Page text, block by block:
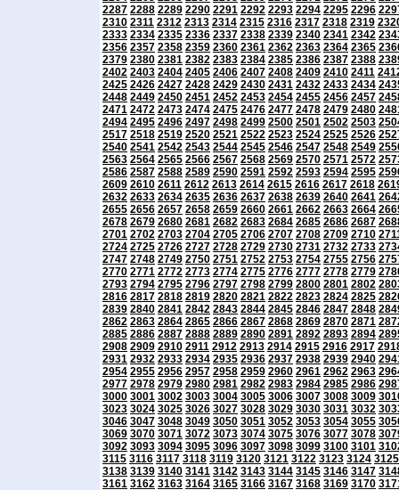
2287 2288 2289 2290 2291 2292 2293 2294 2295 2296
2310 2311 2312 2313 2314 2315 2316 2317 2318 2319
2333 2334 2335 2336 2337 2338 2339 2340 2341 2342
2356 2357 2358 2359 2360 2361 2362 2363 2364 2365
2379 2380 2381 2382 2383 2384 2385 2386 2387 2388
2402 2403 2404 2405 2406 2407 2408 2409 2410 2411
2425 2426 2427 2428 2429 2430 2431 2432 2433 2434
2448 2449 2450 2451 2452 2453 2454 2455 2456 2457
2471 2472 2473 2474 2475 2476 2477 2478 2479 2480
2494 2495 2496 2497 2498 2499 2500 2501 2502 2503
2517 2518 2519 2520 2521 2522 2523 2524 2525 2526
2540 2541 2542 2543 2544 2545 2546 2547 2548 2549
2563 2564 2565 2566 2567 2568 2569 2570 2571 2572
2586 2587 2588 2589 2590 2591 2592 2593 2594 2595
2609 2610 2611 2612 2613 2614 2615 2616 2617 2618
2632 2633 2634 2635 2636 2637 2638 2639 2640 2641
2655 2656 2657 2658 2659 2660 2661 2662 2663 2664
2678 2679 2680 2681 2682 2683 2684 2685 2686 2687
2701 2702 2703 2704 2705 2706 2707 2708 2709 2710
2724 2725 2726 2727 2728 2729 2730 2731 2732 2733
2747 2748 2749 2750 2751 2752 2753 2754 2755 2756
2770 2771 2772 2773 2774 2775 2776 2777 2778 2779
2793 2794 2795 2796 2797 2798 2799 2800 2801 2802
2816 2817 2818 2819 2820 2821 2822 2823 2824 2825
2839 2840 2841 2842 2843 2844 2845 2846 2847 2848
2862 2863 2864 2865 2866 2867 2868 2869 2870 2871
2885 2886 2887 2888 2889 2890 2891 2892 2893 2894
2908 2909 2910 2911 2912 2913 2914 2915 2916 2917
2931 2932 2933 2934 2935 2936 2937 2938 2939 2940
2954 2955 2956 2957 2958 2959 2960 2961 2962 2963
2977 2978 2979 2980 2981 2982 2983 2984 2985 2986
3000 3001 3002 3003 3004 3005 3006 3007 3008 3009
3023 3024 3025 3026 3027 3028 3029 3030 3031 3032
3046 3047 3048 3049 3050 3051 3052 3053 3054 3055
3069 3070 3071 3072 3073 3074 3075 3076 3077 3078
3092 3093 3094 3095 3096 3097 3098 3099 3100 3101
3115 3116 3117 3118 3119 3120 3121 3122 3123 3124 3125
3138 3139 3140 3141 3142 3143 3144 3145 3146 3147
3161 3162 3163 3164 3165 3166 3167 3168 3169 3170